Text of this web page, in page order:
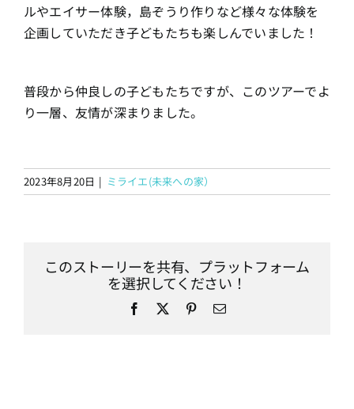
ルやエイサー体験，島ぞうり作りなど様々な体験を
企画していただき子どもたちも楽しんでいました！
普段から仲良しの子どもたちですが、このツアーでよ
り一層、友情が深まりました。
2023年8月20日 | ミライエ(未来への家）
このストーリーを共有、プラットフォーム
を選択してください！
Facebook Pinterest
電